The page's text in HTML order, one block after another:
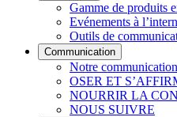
Gamme de produits
Evénements à
Outils de
Communication
Notre communication
OSER ET
NOURRIR LA
NOUS SUIVRE